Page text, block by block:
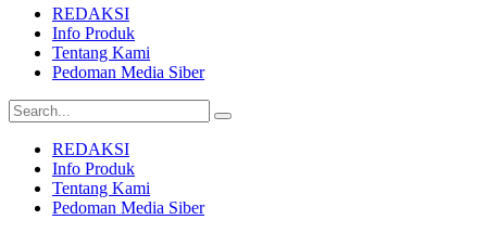
REDAKSI
Info Produk
Tentang Kami
Pedoman Media Siber
REDAKSI
Info Produk
Tentang Kami
Pedoman Media Siber